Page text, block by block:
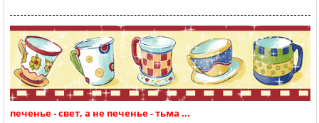
печенье - свет, а не печенье - тьма ...